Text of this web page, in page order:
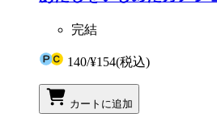
完結
140/¥154(税込)
カートに追加